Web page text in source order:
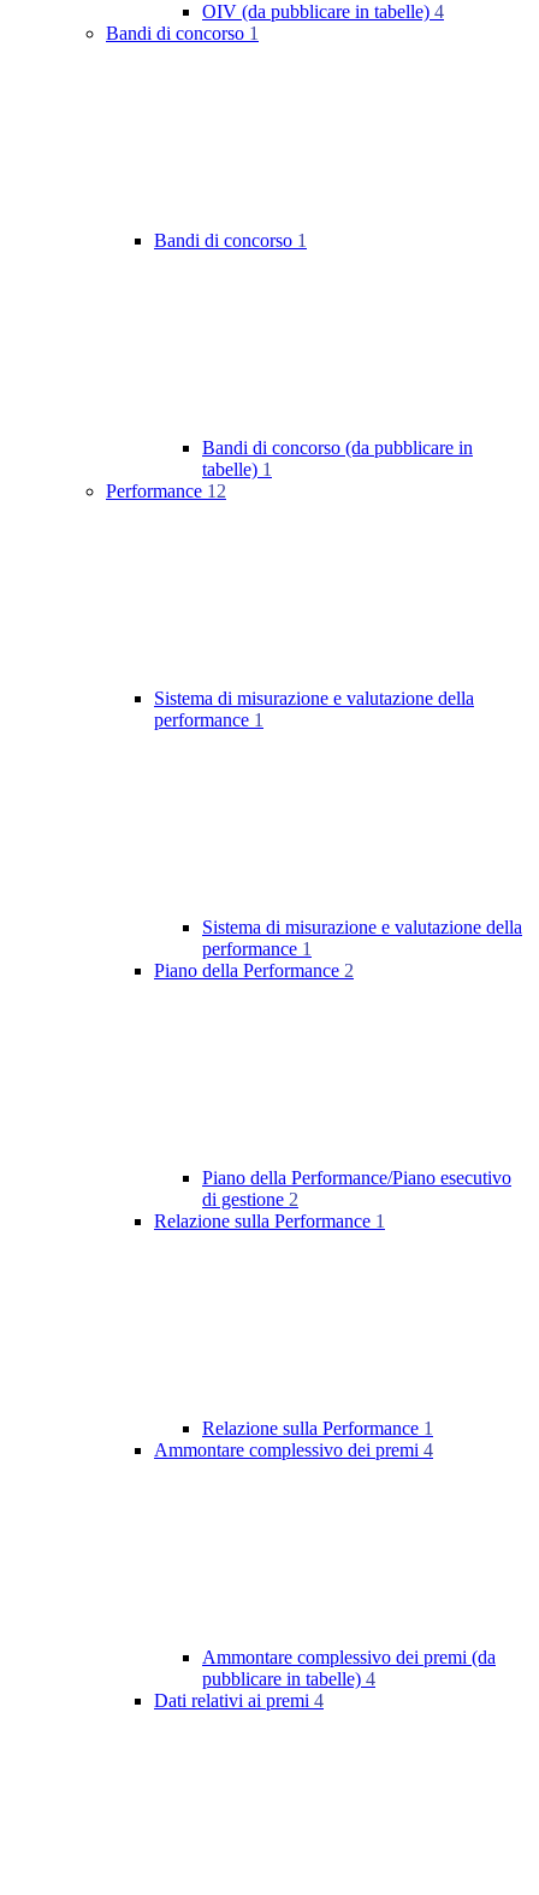
OIV (da pubblicare in tabelle) 4
Bandi di concorso 1
Bandi di concorso 1
Bandi di concorso (da pubblicare in
tabelle) 1
Performance 12
Sistema di misurazione e valutazione della
performance 1
Sistema di misurazione e valutazione della
performance 1
Piano della Performance 2
Piano della Performance/Piano esecutivo
di gestione 2
Relazione sulla Performance 1
Relazione sulla Performance 1
Ammontare complessivo dei premi 4
Ammontare complessivo dei premi (da
pubblicare in tabelle) 4
Dati relativi ai premi 4